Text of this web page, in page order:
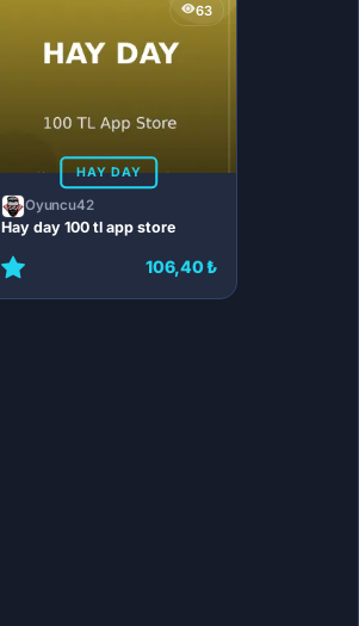
63
HAY DAY
Oyuncu42
Hay day 100 tl app store
106,40 ₺